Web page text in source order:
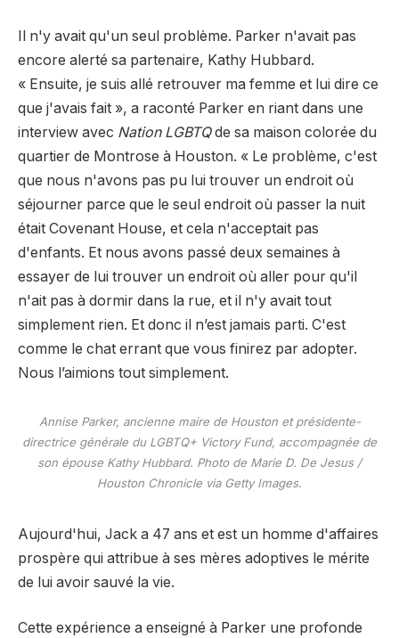
Il n'y avait qu'un seul problème. Parker n'avait pas
encore alerté sa partenaire, Kathy Hubbard.
« Ensuite, je suis allé retrouver ma femme et lui dire ce
que j'avais fait », a raconté Parker en riant dans une
interview avec Nation LGBTQde sa maison colorée du
quartier de Montrose à Houston. « Le problème, c'est
que nous n'avons pas pu lui trouver un endroit où
séjourner parce que le seul endroit où passer la nuit
était Covenant House, et cela n'acceptait pas
d'enfants. Et nous avons passé deux semaines à
essayer de lui trouver un endroit où aller pour qu'il
n'ait pas à dormir dans la rue, et il n'y avait tout
simplement rien. Et donc il n’est jamais parti. C'est
comme le chat errant que vous finirez par adopter.
Nous l’aimions tout simplement.
Annise Parker, ancienne maire de Houston et présidente-
directrice générale du LGBTQ+ Victory Fund, accompagnée de
son épouse Kathy Hubbard. Photo de Marie D. De Jesus /
Houston Chronicle via Getty Images.
Aujourd'hui, Jack a 47 ans et est un homme d'affaires
prospère qui attribue à ses mères adoptives le mérite
de lui avoir sauvé la vie.
Cette expérience a enseigné à Parker une profonde